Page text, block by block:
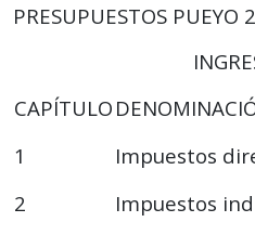
PRESUPUESTOS PUEYO
CAPÍTULO
1
Impuestos
2
Impuestos